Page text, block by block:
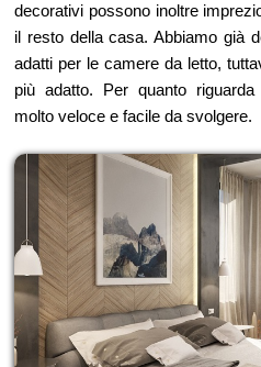
decorativi possono inoltre
il resto della casa. Abbiamo già
adatti per le camere da letto,
più adatto. Per quanto riguarda
molto veloce e facile da svolgere.